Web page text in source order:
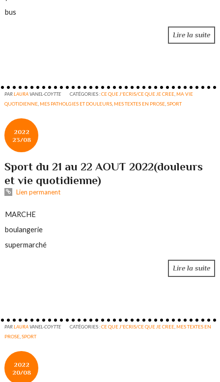
bus
Lire la suite
PARLAURAVANEL-COYTTE CATÉGORIES :CE QUE J'ECRIS/CE QUE JE CREE MA VIE
QUOTIDIENNE MES PATHOLGIES ET DOULEURS MES TEXTES EN PROSE ,SPORT
2022
23/08
Sport du 21 au 22 AOUT 2022(douleurs
et vie quotidienne)
Lien permanent
MARCHE
boulangerie
supermarché
Lire la suite
PARLAURAVANEL-COYTTE CATÉGORIES :CE QUE J'ECRIS/CE QUE JE CREE MES TEXTES EN
PROSE ,SPORT
2022
20/08